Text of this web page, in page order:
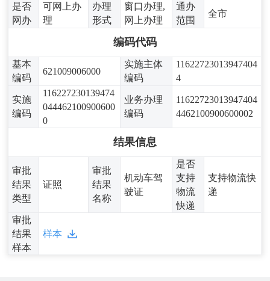
是否
网办
可网上办
理
办理
形式
窗口办理,
网上办理
通办
范围
全市
编码代码
基本
编码
621009006000
实施主体
编码
11622723013947404
4
实施
编码
116227230139474
044462100900600
0
业务办理
编码
11622723013947404
4462100900600002
结果信息
审批
结果
类型
证照
审批
结果
名称
机动车驾
驶证
是否
支持
物流
快递
支持物流快
递
审批
结果
样本
样本